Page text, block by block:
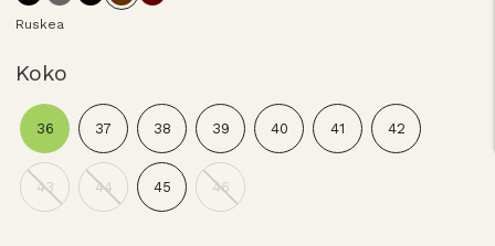
Ruskea
Koko
36 37 38 39 40 41 42
43 44 45 46